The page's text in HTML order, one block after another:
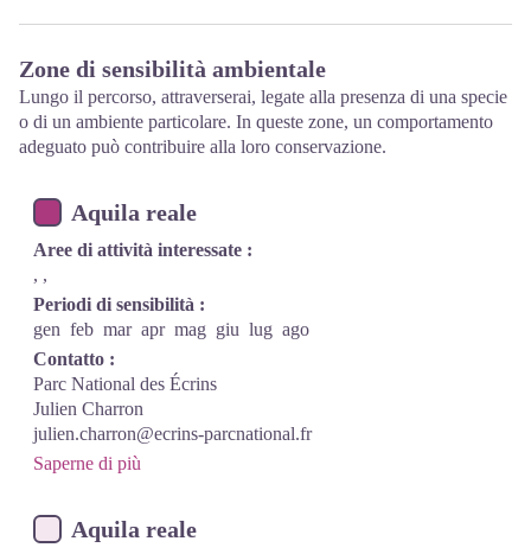
Zone di sensibilità ambientale
Lungo il percorso, attraverserai, legate alla presenza di una specie
o di un ambiente particolare. In queste zone, un comportamento
adeguato può contribuire alla loro conservazione.
Aquila reale
Aree di attività interessate :
, ,
Periodi di sensibilità :
gen feb mar apr mag giu lug ago
Contatto :
Parc National des Écrins
Julien Charron
julien.charron@ecrins-parcnational.fr
Saperne di più
Aquila reale